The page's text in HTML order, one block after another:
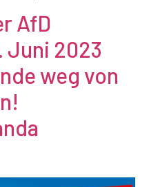
AfD
Juni 2023
weg von